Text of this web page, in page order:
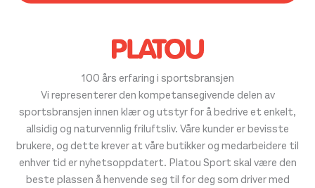
100 års erfaring i sportsbransjen
Vi representerer den kompetansegivende delen av
sportsbransjen innen klær og utstyr for å bedrive et enkelt,
allsidig og naturvennlig friluftsliv. Våre kunder er bevisste
brukere, og dette krever at våre butikker og medarbeidere til
enhver tid er nyhetsoppdatert. Platou Sport skal være den
beste plassen å henvende seg til for deg som driver med